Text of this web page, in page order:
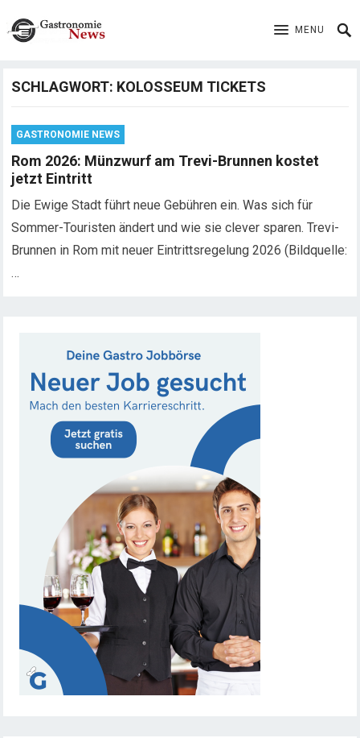
MENU
SCHLAGWORT: KOLOSSEUM TICKETS
GASTRONOMIE NEWS
Rom 2026: Münzwurf am Trevi-Brunnen kostet
jetzt Eintritt
Die Ewige Stadt führt neue Gebühren ein. Was sich für
Sommer-Touristen ändert und wie sie clever sparen. Trevi-
Brunnen in Rom mit neuer Eintrittsregelung 2026 (Bildquelle:
…